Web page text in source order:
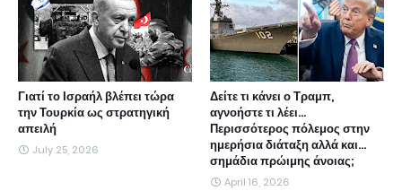
Γιατί το Ισραήλ βλέπει τώρα
την Τουρκία ως στρατηγική
απειλή
July 25, 2026
Δείτε τι κάνει ο Τραμπ,
αγνοήστε τι λέει...
Περισσότερος πόλεμος στην
ημερήσια διάταξη αλλά και...
σημάδια πρώιμης άνοιας;
April 16, 2026